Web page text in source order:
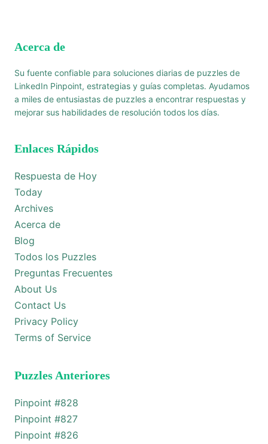
Acerca de
Su fuente confiable para soluciones diarias de puzzles de
LinkedIn Pinpoint, estrategias y guías completas. Ayudamos
a miles de entusiastas de puzzles a encontrar respuestas y
mejorar sus habilidades de resolución todos los días.
Enlaces Rápidos
Respuesta de Hoy
Today
Archives
Acerca de
Blog
Todos los Puzzles
Preguntas Frecuentes
About Us
Contact Us
Privacy Policy
Terms of Service
Puzzles Anteriores
Pinpoint #828
Pinpoint #827
Pinpoint #826